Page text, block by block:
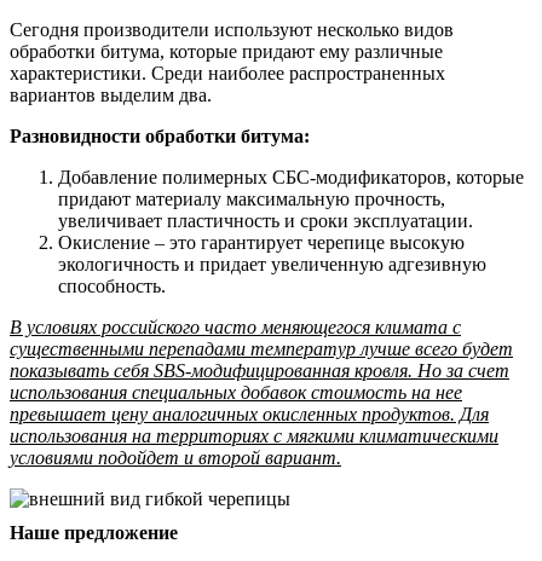
Сегодня производители используют несколько видов
обработки битума, которые придают ему различные
характеристики. Среди наиболее распространенных
вариантов выделим два.
Разновидности обработки битума:
Добавление полимерных СБС-модификаторов, которые
придают материалу максимальную прочность,
увеличивает пластичность и сроки эксплуатации.
Окисление – это гарантирует черепице высокую
экологичность и придает увеличенную адгезивную
способность.
В условиях российского часто меняющегося климата с
существенными перепадами температур лучше всего будет
показывать себя SBS-модифицированная кровля. Но за счет
использования специальных добавок стоимость на нее
превышает цену аналогичных окисленных продуктов. Для
использования на территориях с мягкими климатическими
условиями подойдет и второй вариант.
Наше предложение